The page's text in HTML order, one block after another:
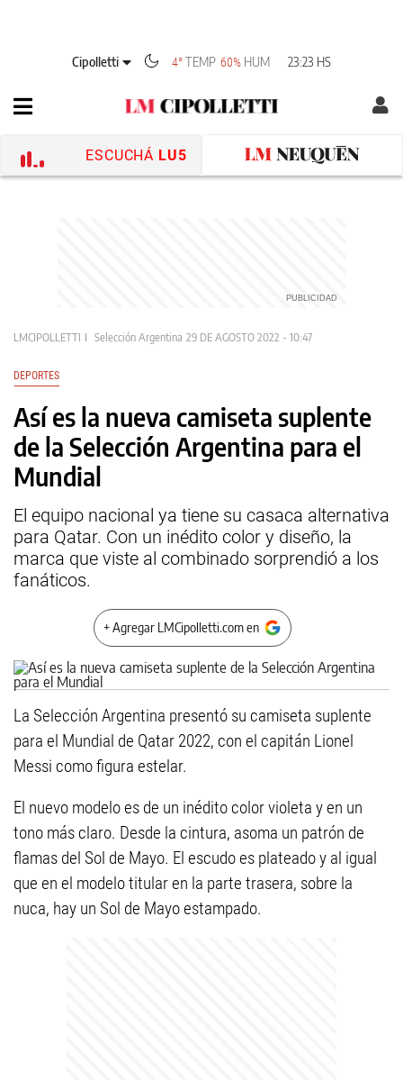
Cipolletti 4°TEMP 60% HUM 23:23 HS
ESCUCHÁ LU5
LMCIPOLLETTI Selección Argentina 29 DE AGOSTO 2022 - 10:47
DEPORTES
Así es la nueva camiseta suplente
de la Selección Argentina para el
Mundial
El equipo nacional ya tiene su casaca alternativa
para Qatar. Con un inédito color y diseño, la
marca que viste al combinado sorprendió a los
fanáticos.
+ Agregar LMCipolletti.com en
La Selección Argentina presentó su camiseta suplente
para el Mundial de Qatar 2022, con el capitán Lionel
Messi como figura estelar.
El nuevo modelo es de un inédito color violeta y en un
tono más claro. Desde la cintura, asoma un patrón de
flamas del Sol de Mayo. El escudo es plateado y al igual
que en el modelo titular en la parte trasera, sobre la
nuca, hay un Sol de Mayo estampado.